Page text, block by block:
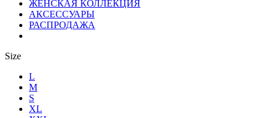
ЖЕНСКАЯ КОЛЛЕКЦИЯ
АКСЕССУАРЫ
РАСПРОДАЖА
Size
L
M
S
XL